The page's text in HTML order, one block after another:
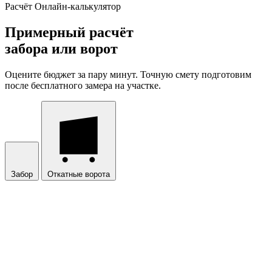
Расчёт Онлайн-калькулятор
Примерный расчёт
забора или ворот
Оцените бюджет за пару минут. Точную смету подготовим
после бесплатного замера на участке.
Забор Откатные ворота